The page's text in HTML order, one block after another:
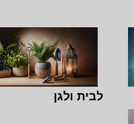
לבית ולגן